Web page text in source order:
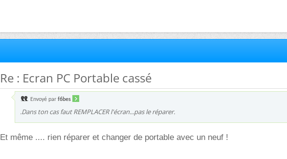
Re : Ecran PC Portable cassé
Envoyé par f6bes
.Dans ton cas faut REMPLACER l'écran...pas le réparer.
Et même .... rien réparer et changer de portable avec un neuf !